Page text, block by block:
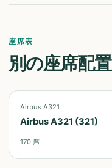
座席表
別の座席配置
Airbus A321
Airbus A321 (321)
170 席